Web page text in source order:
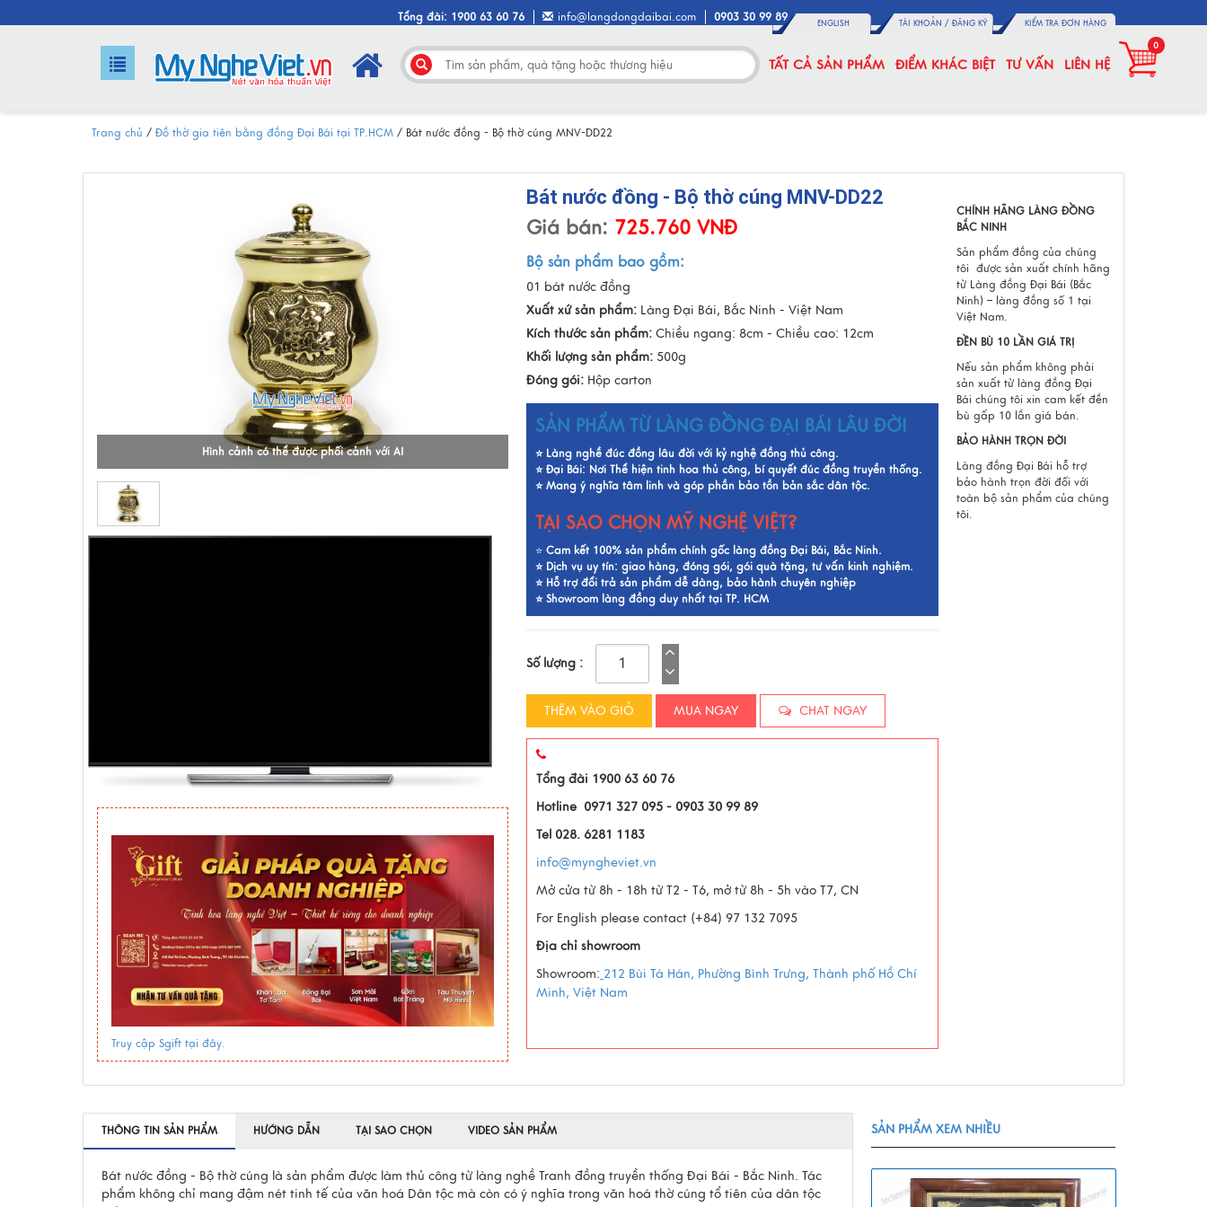
Tổng đài: 1900 63 60 76 info@langdongdaibai.com 0903 30 99 89 ENGLISH TÀI KHOẢN / ĐĂNG KÝ KIỂM TRA ĐƠN HÀNG
TẤT CẢ SẢN PHẨM ĐIỂM KHÁC BIỆT TƯ VẤN LIÊN HỆ
0
Trang chủ / Đồ thờ gia tiên bằng đồng Đại Bái tại TP.HCM / Bát nước đồng - Bộ thờ cúng MNV-DD22
Hình cảnh có thể được phối cảnh với AI
Truy cập Sgift tại đây.
Bát nước đồng - Bộ thờ cúng MNV-DD22
Giá bán: 725.760 VNĐ
Bộ sản phẩm bao gồm:
01 bát nước đồng
Xuất xứ sản phẩm: Làng Đại Bái, Bắc Ninh - Việt Nam
Kích thước sản phẩm: Chiều ngang: 8cm - Chiều cao: 12cm
Khối lượng sản phẩm: 500g
Đóng gói: Hộp carton
SẢN PHẨM TỪ LÀNG ĐỒNG ĐẠI BÁI LÂU ĐỜI
⭐ Làng nghề đúc đồng lâu đời với kỷ nghệ đồng thủ công.
⭐ Đại Bái: Nơi Thể hiện tinh hoa thủ công, bí quyết đúc đồng truyền thống.
⭐ Mang ý nghĩa tâm linh và góp phần bảo tồn bản sắc dân tộc.
TẠI SAO CHỌN MỸ NGHỆ VIỆT?
⭐Cam kết 100% sản phẩm chính gốc làng đồng Đại Bái, Bắc Ninh.
⭐ Dịch vụ uy tín: giao hàng, đóng gói, gói quà tặng, tư vấn kinh nghiệm.
⭐ Hỗ trợ đổi trả sản phẩm dễ dàng, bảo hành chuyên nghiệp
⭐ Showroom làng đồng duy nhất tại TP. HCM
Số lượng :
THÊM VÀO GIỎ MUA NGAY CHAT NGAY
Tổng đài 1900 63 60 76
Hotline 0971 327 095 - 0903 30 99 89
Tel 028. 6281 1183
info@myngheviet.vn
Mở cửa từ 8h - 18h từ T2 - T6, mở từ 8h - 5h vào T7, CN
For English please contact (+84) 97 132 7095
Địa chỉ showroom
Showroom: 212 Bùi Tá Hán, Phường Bình Trưng, Thành phố Hồ Chí
Minh, Việt Nam
CHÍNH HÃNG LÀNG ĐỒNG
BẮC NINH
Sản phẩm đồng của chúng
tôi được sản xuất chính hãng
từ Làng đồng Đại Bái (Bắc
Ninh) – làng đồng số 1 tại
Việt Nam.
ĐỀN BÙ 10 LẦN GIÁ TRỊ
Nếu sản phẩm không phải
sản xuất từ làng đồng Đại
Bái chúng tôi xin cam kết đền
bù gấp 10 lần giá bán.
BẢO HÀNH TRỌN ĐỜI
Làng đồng Đại Bái hỗ trợ
bảo hành trọn đời đối với
toàn bộ sản phẩm của chúng
tôi.
THÔNG TIN SẢN PHẨM HƯỚNG DẪN TẠI SAO CHỌN VIDEO SẢN PHẨM
Bát nước đồng - Bộ thờ cúng là sản phẩm được làm thủ công từ làng nghề Tranh đồng truyền thống Đại Bái - Bắc Ninh. Tác
phẩm không chỉ mang đậm nét tinh tế của văn hoá Dân tộc mà còn có ý nghĩa trong văn hoá thờ cúng tổ tiên của dân tộc
SẢN PHẨM XEM NHIỀU